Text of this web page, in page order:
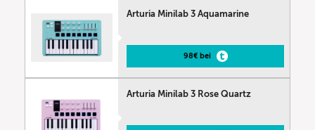
Arturia Minilab 3 Aquamarine
98€ bei
Arturia Minilab 3 Rose Quartz